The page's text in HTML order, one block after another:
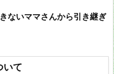
ないママさんから引き継ぎ
いて